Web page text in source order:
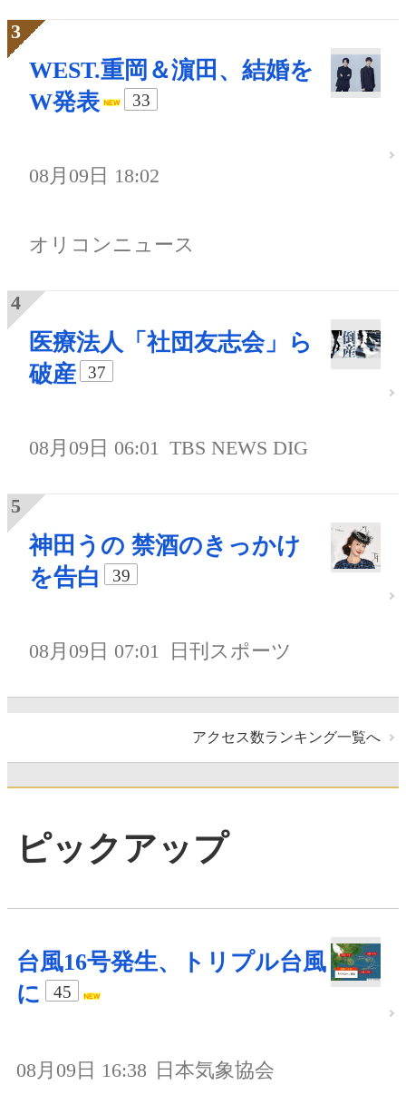
WEST.重岡＆濵田、結婚を
W発表
33
08月09日 18:02
オリコンニュース
医療法人「社団友志会」ら
破産
37
08月09日 06:01 TBS NEWS DIG
神田うの 禁酒のきっかけ
を告白
39
08月09日 07:01 日刊スポーツ
アクセス数ランキング一覧へ
ピックアップ
台風16号発生、トリプル台風
に
45
08月09日 16:38 日本気象協会